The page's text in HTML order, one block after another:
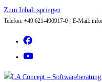
Zum Inhalt springen
Telefon: +49 621-490917-0 || E-Mail: